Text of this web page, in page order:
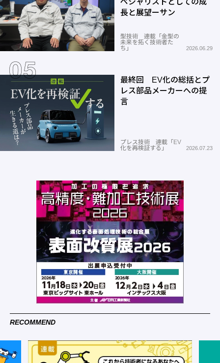
ペシャリストとしての成
長と展望ーサン
型技術 連載「金型の
未来を拓く技術者た
ち」
2026.06.29
最終回 EV化の総括とプ
レス部品メーカーへの提
言
プレス技術 連載「EV
化を再検証する」
2026.07.23
RECOMMEND